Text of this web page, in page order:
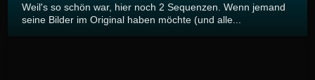
Weil's so schön war, hier noch 2 Sequenzen. Wenn jemand
seine Bilder im Original haben möchte (und alle...